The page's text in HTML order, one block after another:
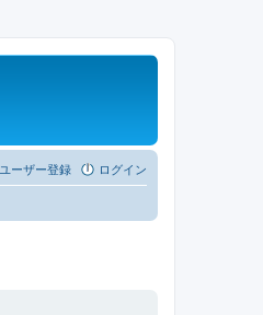
ログイン
ユーザー登録